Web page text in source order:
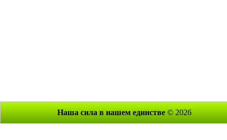
Наша сила в нашем единстве © 2026